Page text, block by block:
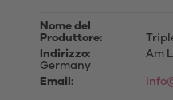
Nome del
Produttore:
Indirizzo:
Am
Germany
Email: